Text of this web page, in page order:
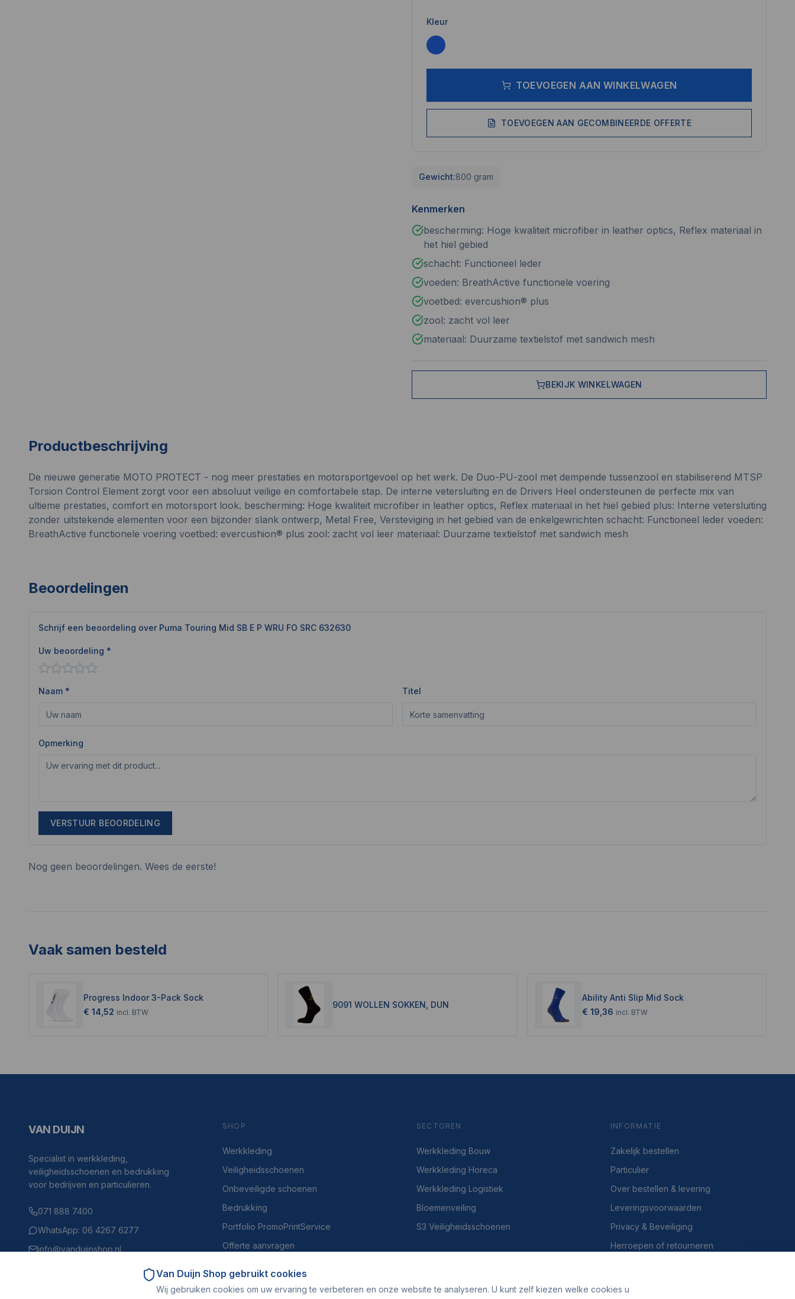
Kleur
TOEVOEGEN AAN WINKELWAGEN
TOEVOEGEN AAN GECOMBINEERDE OFFERTE
Gewicht:800 gram
Kenmerken
bescherming: Hoge kwaliteit microfiber in leather optics, Reflex materiaal in
het hiel gebied
schacht: Functioneel leder
voeden: BreathActive functionele voering
voetbed: evercushion® plus
zool: zacht vol leer
materiaal: Duurzame textielstof met sandwich mesh
BEKIJK WINKELWAGEN
Productbeschrijving
De nieuwe generatie MOTO PROTECT - nog meer prestaties en motorsportgevoel op het werk. De Duo-PU-zool met dempende tussenzool en stabiliserend MTSP
Torsion Control Element zorgt voor een absoluut veilige en comfortabele stap. De interne vetersluiting en de Drivers Heel ondersteunen de perfecte mix van
ultieme prestaties, comfort en motorsport look. bescherming: Hoge kwaliteit microfiber in leather optics, Reflex materiaal in het hiel gebied plus: Interne vetersluiting
zonder uitstekende elementen voor een bijzonder slank ontwerp, Metal Free, Versteviging in het gebied van de enkelgewrichten schacht: Functioneel leder voeden:
BreathActive functionele voering voetbed: evercushion® plus zool: zacht vol leer materiaal: Duurzame textielstof met sandwich mesh
Beoordelingen
Schrijf een beoordeling over Puma Touring Mid SB E P WRU FO SRC 632630
Uw beoordeling *
Naam * Titel
Opmerking
VERSTUUR BEOORDELING
Nog geen beoordelingen. Wees de eerste!
Vaak samen besteld
Progress Indoor 3-Pack Sock
€ 14,52 incl. BTW
9091 WOLLEN SOKKEN, DUN
Ability Anti Slip Mid Sock
€ 19,36 incl. BTW
VAN DUIJN
Specialist in werkkleding,
veiligheidsschoenen en bedrukking
voor bedrijven en particulieren.
071 888 7400
WhatsApp: 06 4267 6277
info@vanduijnshop.nl
Haven 4, 2225BH Katwijk aan Zee
SHOP
Werkkleding
Veiligheidsschoenen
Onbeveiligde schoenen
Bedrukking
Portfolio PromoPrintService
Offerte aanvragen
SECTOREN
Werkkleding Bouw
Werkkleding Horeca
Werkkleding Logistiek
Bloemenveiling
S3 Veiligheidsschoenen
INFORMATIE
Zakelijk bestellen
Particulier
Over bestellen & levering
Leveringsvoorwaarden
Privacy & Beveiliging
Herroepen of retourneren
Van Duijn Shop gebruikt cookies
Wij gebruiken cookies om uw ervaring te verbeteren en onze website te analyseren. U kunt zelf kiezen welke cookies u